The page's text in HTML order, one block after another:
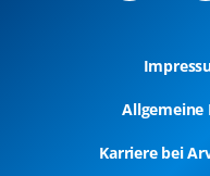
Allgemeine
Karriere bei